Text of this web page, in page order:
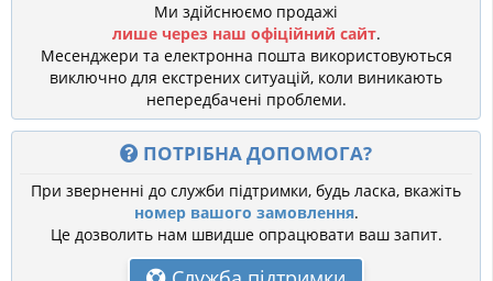
Ми здійснюємо продажі
лише через наш офіційний сайт.
Месенджери та електронна пошта використовуються
виключно для екстрених ситуацій, коли виникають
непередбачені проблеми.
ПОТРІБНА ДОПОМОГА?
При зверненні до служби підтримки, будь ласка, вкажіть
номер вашого замовлення.
Це дозволить нам швидше опрацювати ваш запит.